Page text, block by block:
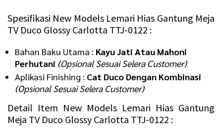
Spesifikasi New Models Lemari Hias Gantung Meja
TV Duco Glossy Carlotta TTJ-0122 :
Bahan Baku Utama : Kayu Jati Atau Mahoni
Perhutani (Opsional Sesuai Selera Customer)
Aplikasi Finishing : Cat Duco Dengan Kombinasi
(Opsional Sesuai Selera Customer)
Detail Item New Models Lemari Hias Gantung
Meja TV Duco Glossy Carlotta TTJ-0122 :